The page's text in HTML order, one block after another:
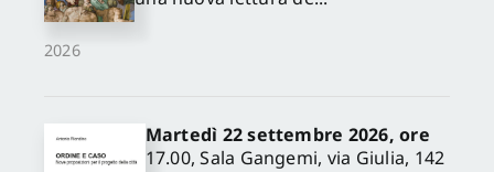
2026
Martedì 22 settembre 2026, ore
17.00, Sala Gangemi, via Giulia, 142